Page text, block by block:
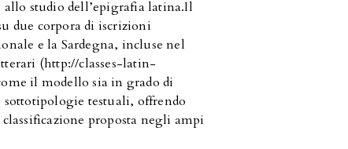
studio dell’epigrafia latina.Il
due corpora di iscrizioni
e la Sardegna, incluse nel
(http://classes-latin-
il modello sia in grado di
testuali, offrendo
proposta negli ampi